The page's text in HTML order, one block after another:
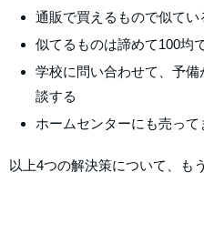
通販で買えるもので似てい
似てるものは諦めて100均
学校に問い合わせて、予
談する
ホームセンターにも売って
以上4つの解決策について、も